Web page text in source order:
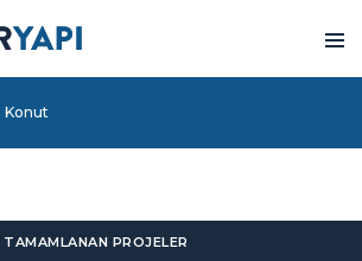
Konut
TAMAMLANAN PROJELER